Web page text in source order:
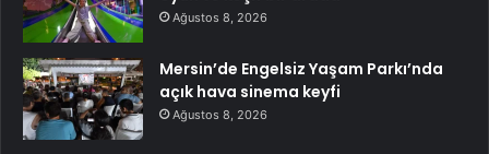
Ağustos 8, 2026
Mersin’de Engelsiz Yaşam Parkı’nda
açık hava sinema keyfi
Ağustos 8, 2026